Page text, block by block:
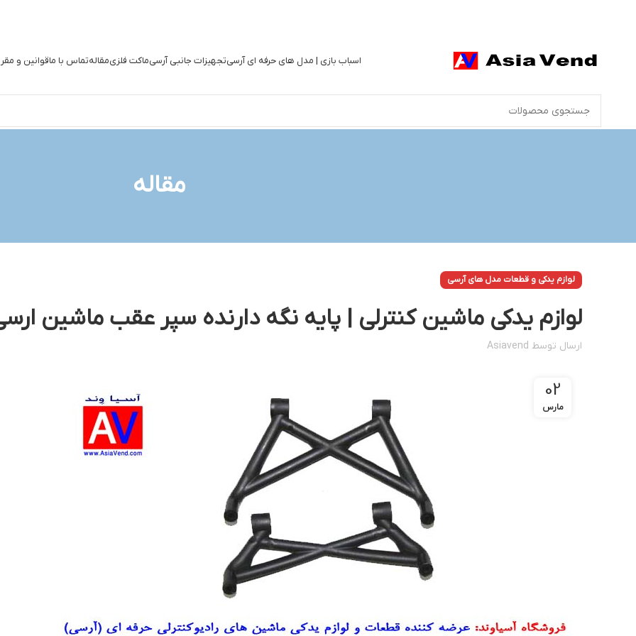
اسباب بازی | مدل های حرفه ای آرسیتجهیزات جانبی آرسیماکت فلزیمقالهتماس با ماقوانین و
مقاله
لوازم یدکی و قطعات مدل های آرسی
لوازم یدکی ماشین کنترلی | پایه نگه دارنده سپر عقب ماشین ارسی
ارسال توسط Asiavend
02
مارس